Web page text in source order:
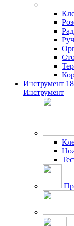
Инструмент
Инструмент